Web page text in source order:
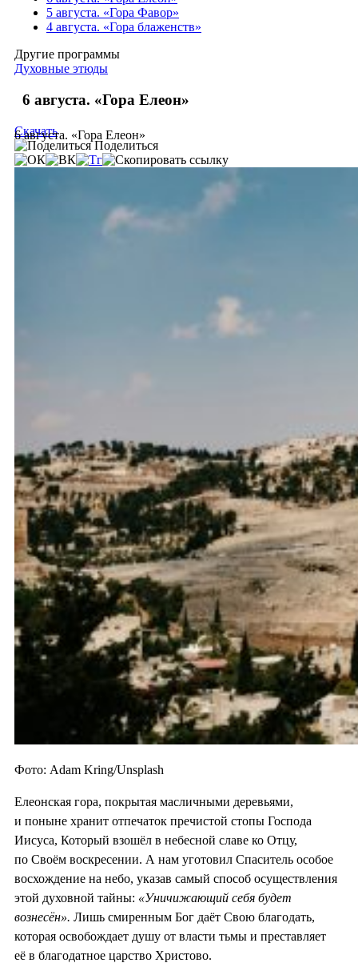
5 августа. «Гора Фавор»
4 августа. «Гора блаженств»
Другие программы
Духовные этюды
6 августа. «Гора Елеон»
6 августа. «Гора Елеон»
Скачать
Поделиться
Фото: Adam Kring/Unsplash
Елеонская гора, покрытая масличными деревьями,
и поныне хранит отпечаток пречистой стопы Господа
Иисуса, Который взошёл в небесной славе ко Отцу,
по Своём воскресении. А нам уготовил Спаситель особое
восхождение на небо, указав самый способ осуществления
этой духовной тайны: «Уничижающий себя будет
вознесён». Лишь смиренным Бог даёт Свою благодать,
которая освобождает душу от власти тьмы и преставляет
её в благодатное царство Христово.